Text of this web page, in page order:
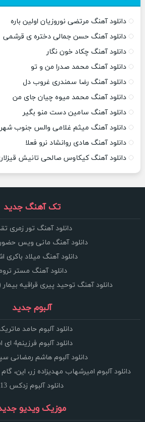
دانلود آهنگ مرتضی نوروزیان اولین باره
دانلود آهنگ حسن جمالی دختره ی قرشمی
دانلود آهنگ چکاد خون نگار
دانلود آهنگ محمد صدرا من و تو
دانلود آهنگ رضا سمندری غروب دل
دانلود آهنگ محمد میوه چیان جای من
دانلود آهنگ سامین دست منو بگیر
دانلود آهنگ میثم غلامی والس جنوب شهر
دانلود آهنگ هادی روانشاد نرو فعلا
دانلود آهنگ کیکاوس صالحی تانیش
تک آهنگ جدید
دانلود آهنگ تور زمری
دانلود آهنگ مانی ویس
دانلود آهنگ میلاد باکری
دانلود آهنگ مستر
دانلود آهنگ توحید پیری قراقیه
آلبوم جدید
دانلود آلبوم حامد
دانلود آلبوم فرزینم4 ای ام 4
دانلود آلبوم هاشم رمضانی
دانلود آلبوم امیرشهاب مهدیزاده زر، این،
دانلود آلبوم زدکس 13
موزیک ویدیو